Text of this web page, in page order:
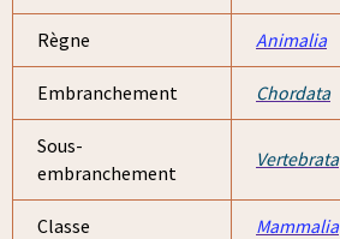
Règne Animalia
Embranchement Chordata
Sous-
embranchement
Vertebrata
Classe Mammalia